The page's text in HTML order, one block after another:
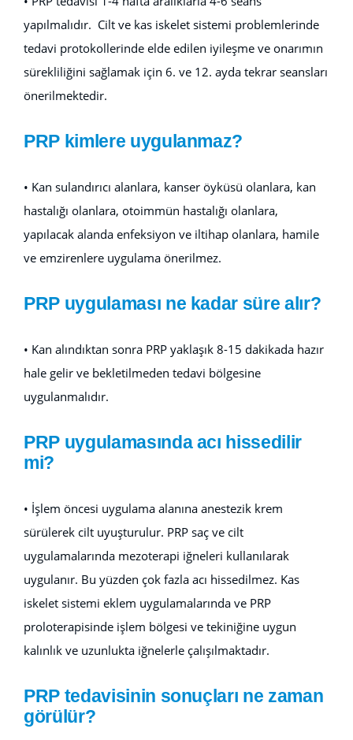
yapılmalıdır. Cilt ve kas iskelet sistemi problemlerinde
tedavi protokollerinde elde edilen iyileşme ve onarımın
sürekliliğini sağlamak için 6. ve 12. ayda tekrar seansları
önerilmektedir.
PRP kimlere uygulanmaz?
• Kan sulandırıcı alanlara, kanser öyküsü olanlara, kan
hastalığı olanlara, otoimmün hastalığı olanlara,
yapılacak alanda enfeksiyon ve iltihap olanlara, hamile
ve emzirenlere uygulama önerilmez.
PRP uygulaması ne kadar süre alır?
• Kan alındıktan sonra PRP yaklaşık 8-15 dakikada hazır
hale gelir ve bekletilmeden tedavi bölgesine
uygulanmalıdır.
PRP uygulamasında acı hissedilir
mi?
• İşlem öncesi uygulama alanına anestezik krem
sürülerek cilt uyuşturulur. PRP saç ve cilt
uygulamalarında mezoterapi iğneleri kullanılarak
uygulanır. Bu yüzden çok fazla acı hissedilmez. Kas
iskelet sistemi eklem uygulamalarında ve PRP
proloterapisinde işlem bölgesi ve tekiniğine uygun
kalınlık ve uzunlukta iğnelerle çalışılmaktadır.
PRP tedavisinin sonuçları ne zaman
görülür?